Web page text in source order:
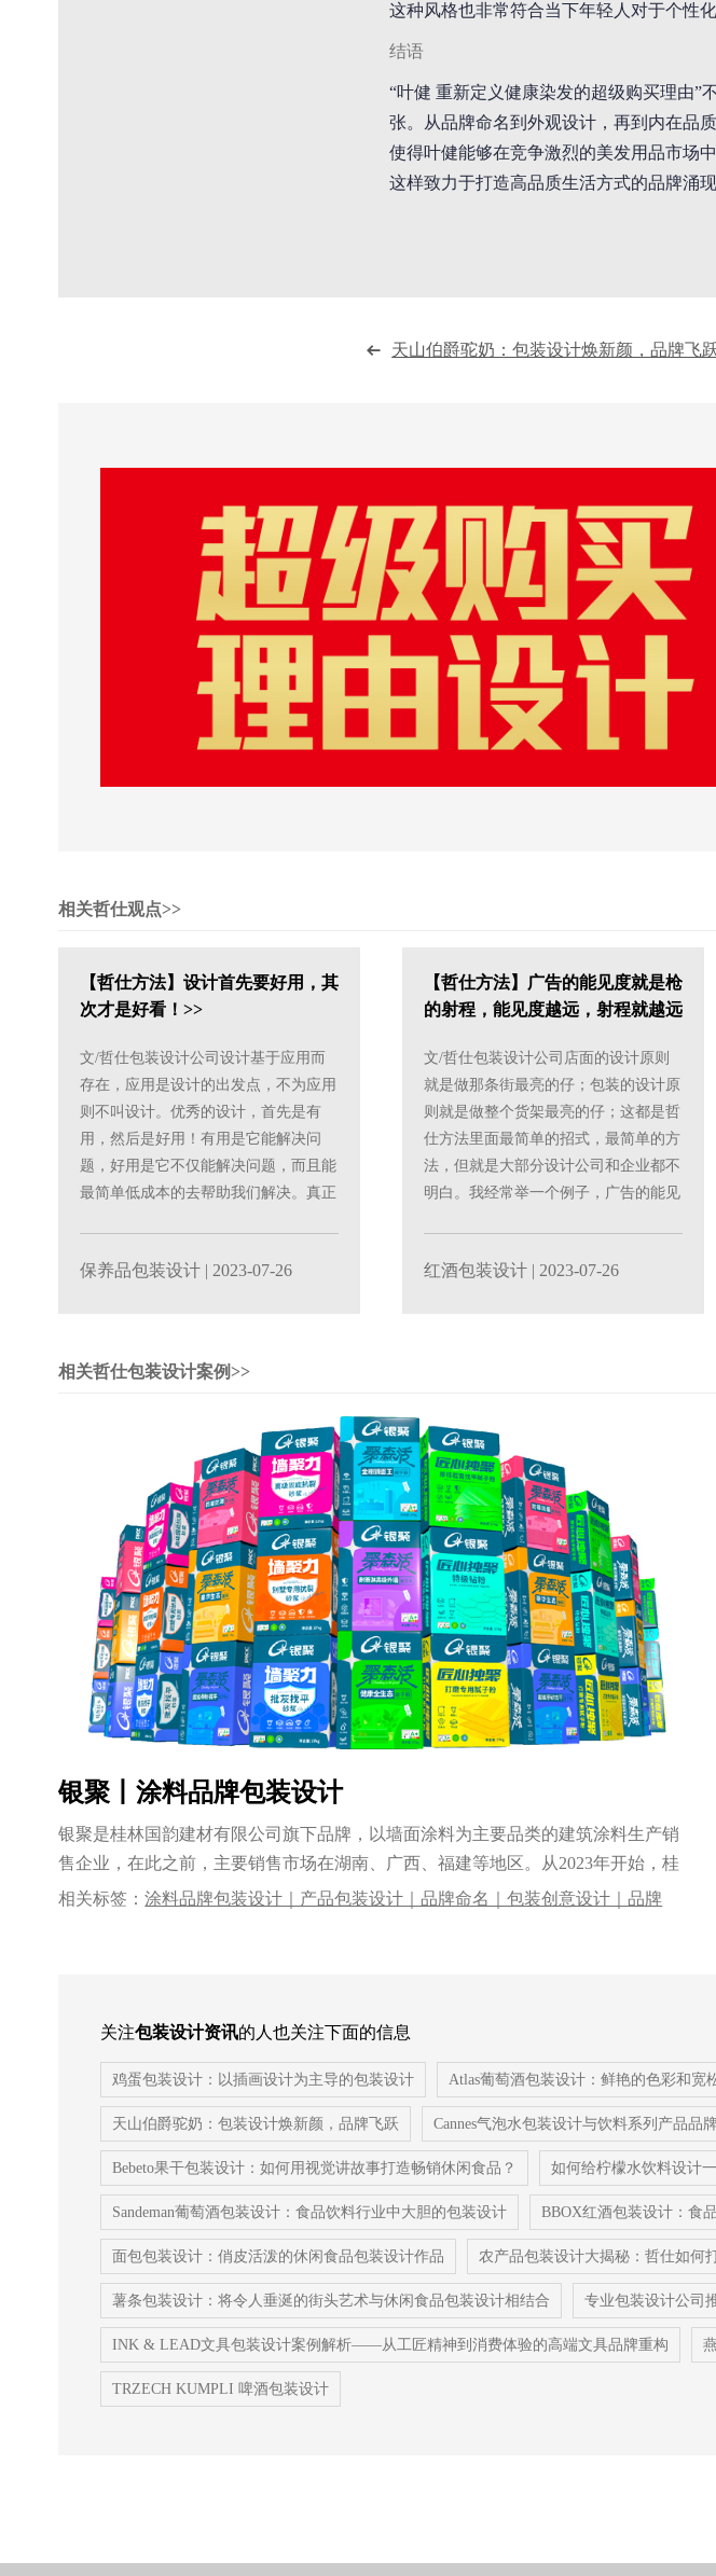
这种风格也非常符合当下年轻人对于个性
结语
“叶健 重新定义健康染发的超级购买理由”
张。从品牌命名到外观设计，再到内在品
使得叶健能够在竞争激烈的美发用品市场
这样致力于打造高品质生活方式的品牌涌
天山伯爵驼奶：包装设计焕新颜，品牌飞
相关哲仕观点>>
【哲仕方法】设计首先要好用，其
次才是好看！>>
文/哲仕包装设计公司设计基于应用而
存在，应用是设计的出发点，不为应用
则不叫设计。优秀的设计，首先是有
用，然后是好用！有用是它能解决问
题，好用是它不仅能解决问题，而且能
最简单低成本的去帮助我们解决。真正
保养品包装设计 | 2023-07-26
【哲仕方法】广告的能见度就是枪
的射程，能见度越远，射程就越远
文/哲仕包装设计公司店面的设计原则
就是做那条街最亮的仔；包装的设计原
则就是做整个货架最亮的仔；这都是哲
仕方法里面最简单的招式，最简单的方
法，但就是大部分设计公司和企业都不
明白。我经常举一个例子，广告的能见
红酒包装设计| 2023-07-26
相关哲仕包装设计案例>>
银聚丨涂料品牌包装设计
银聚是桂林国韵建材有限公司旗下品牌，以墙面涂料为主要品类的建筑涂料生产销
售企业，在此之前，主要销售市场在湖南、广西、福建等地区。从2023年开始，桂
林......
相关标签：涂料品牌包装设计｜产品包装设计｜品牌命名｜包装创意设计｜品牌
关注包装设计资讯的人也关注下面的信息
鸡蛋包装设计：以插画设计为主导的包装设计 Atlas葡萄酒包装设计：鲜艳的色彩和宽
天山伯爵驼奶：包装设计焕新颜，品牌飞跃 Cannes气泡水包装设计与饮料系列产品品
Bebeto果干包装设计：如何用视觉讲故事打造畅销休闲食品？ 如何给柠檬水饮料设计
Sandeman葡萄酒包装设计：食品饮料行业中大胆的包装设计 BBOX红酒包装设计：食
面包包装设计：俏皮活泼的休闲食品包装设计作品 农产品包装设计大揭秘：哲仕如何
薯条包装设计：将令人垂涎的街头艺术与休闲食品包装设计相结合 专业包装设计公司
INK & LEAD文具包装设计案例解析——从工匠精神到消费体验的高端文具品牌重构
TRZECH KUMPLI 啤酒包装设计